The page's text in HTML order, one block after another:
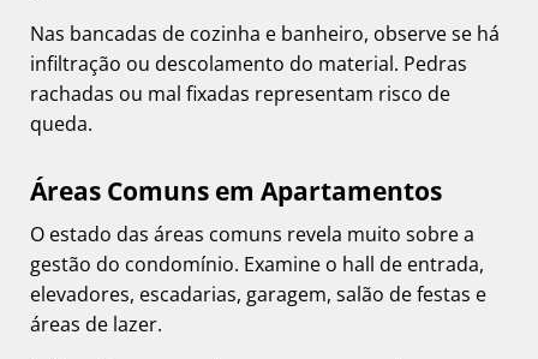
Nas bancadas de cozinha e banheiro, observe se há
infiltração ou descolamento do material. Pedras
rachadas ou mal fixadas representam risco de
queda.
Áreas Comuns em Apartamentos
O estado das áreas comuns revela muito sobre a
gestão do condomínio. Examine o hall de entrada,
elevadores, escadarias, garagem, salão de festas e
áreas de lazer.